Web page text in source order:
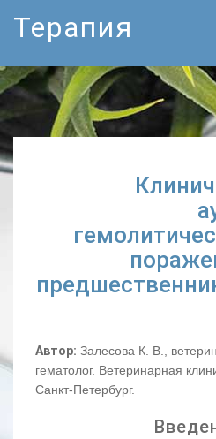
Терапия
Автор: Залесова К. В.,
гематолог. Ветеринарная
Санкт-Петербург.